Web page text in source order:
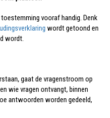
vooraf handig. Denk
wordt getoond en
wordt.
gaat de vragenstroom op
wie vragen ontvangt, binnen
antwoorden worden gedeeld,